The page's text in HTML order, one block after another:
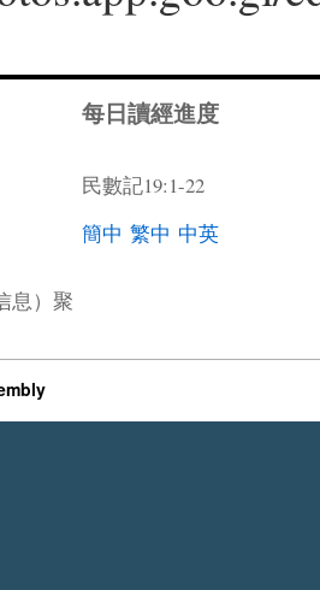
息）聚
每日讀經進度
民數記19:1-22
簡中 繁中 中英